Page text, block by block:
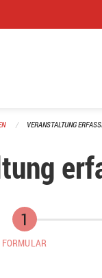
VERANSTALTUNG
FORMULAR